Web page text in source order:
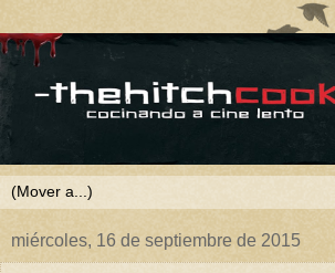
miércoles, 16 de septiembre de 2015